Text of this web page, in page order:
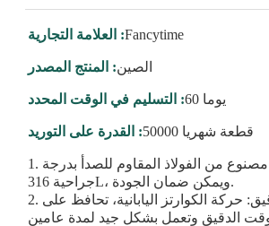
العلامة التجارية :Fancytime
المنتج المصدر :الصين
التسليم في الوقت المحدد : 60 يوما
القدرة على التوريد : 50000 قطعة شهريا
1. غلاف الساعة مصنوع من الفولاذ المقاوم للصدأ بدرجة
جراحية 316L، ويمكن ضمان الجودة.
2. حفظ الوقت الدقيق: حركة الكوارتز اليابانية، تحافظ على